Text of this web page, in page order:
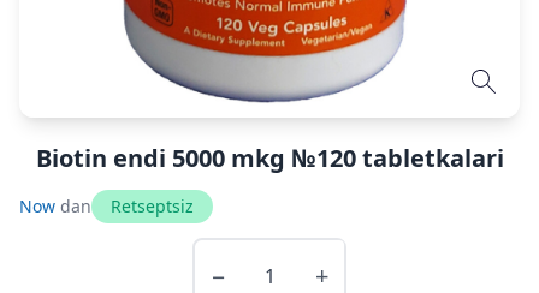
Biotin endi 5000 mkg №120 tabletkalari
Now dan Retseptsiz
− +